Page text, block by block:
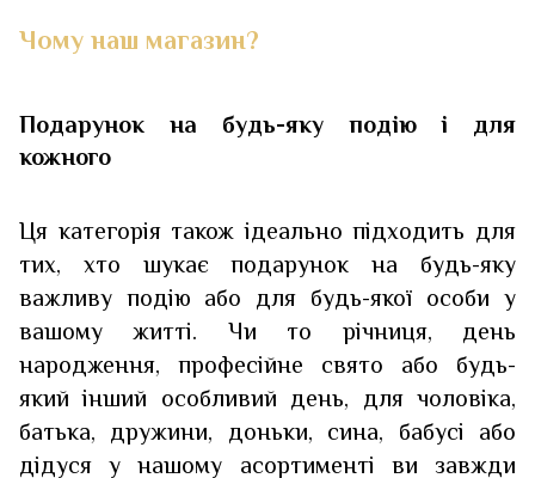
Чому наш магазин?
Подарунок на будь-яку подію і для
кожного
Ця категорія також ідеально підходить для
тих, хто шукає подарунок на будь-яку
важливу подію або для будь-якої особи у
вашому житті. Чи то річниця, день
народження, професійне свято або будь-
який інший особливий день, для чоловіка,
батька, дружини, доньки, сина, бабусі або
дідуся у нашому асортименті ви завжди